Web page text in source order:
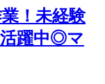
！未経験
躍中◎マ